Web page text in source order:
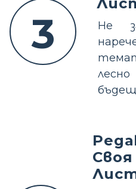
3
Не